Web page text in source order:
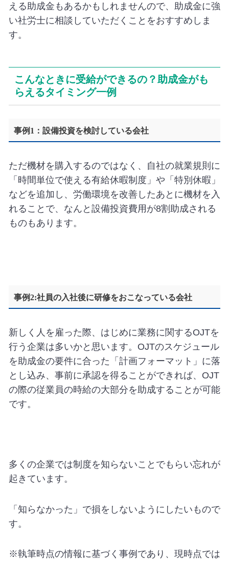
える助成金もあるかもしれませんので、助成金に強
い社労士に相談していただくことをおすすめしま
す。
こんなときに受給ができるの？助成金がも
らえるタイミング一例
事例1：設備投資を検討している会社
ただ機材を購入するのではなく、自社の就業規則に
「時間単位で使える有給休暇制度」や「特別休暇」
などを追加し、労働環境を改善したあとに機材を入
れることで、なんと設備投資費用が8割助成される
ものもあります。
事例2:社員の入社後に研修をおこなっている会社
新しく人を雇った際、はじめに業務に関するOJTを
行う企業は多いかと思います。OJTのスケジュール
を助成金の要件に合った「計画フォーマット」に落
とし込み、事前に承認を得ることができれば、OJT
の際の従業員の時給の大部分を助成することが可能
です。
多くの企業では制度を知らないことでもらい忘れが
起きています。
「知らなかった」で損をしないようにしたいもので
す。
※執筆時点の情報に基づく事例であり、現時点では